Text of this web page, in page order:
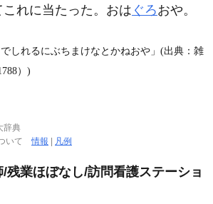
これに当たった。おは ぐろおや。
しれるにぶちまけなとかねおや」(出典：雑
）)
辞典
ついて情報 凡例
/残業ほぼなし/訪問看護ステーショ